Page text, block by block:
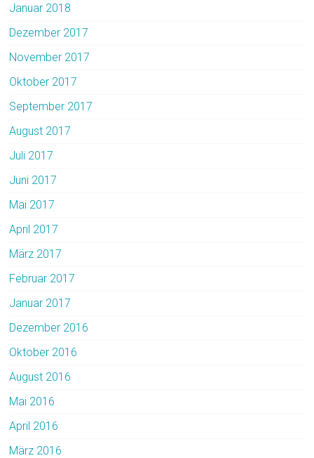
Januar 2018
Dezember 2017
November 2017
Oktober 2017
September 2017
August 2017
Juli 2017
Juni 2017
Mai 2017
April 2017
März 2017
Februar 2017
Januar 2017
Dezember 2016
Oktober 2016
August 2016
Mai 2016
April 2016
März 2016